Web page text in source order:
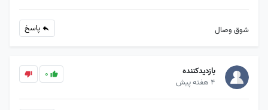
شوق وصال پاسخ
بازدیدکننده
4 هفته پیش
0